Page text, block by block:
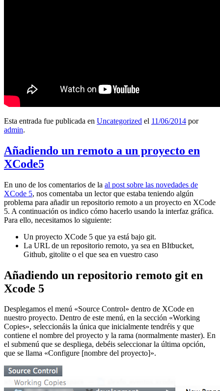
Esta entrada fue publicada en Uncategorized el 11/06/2014 por
admin.
Añadiendo un remoto a un proyecto en
XCode5
En uno de los comentarios de la al post sobre las novedades de
XCode 5, nos comentaba un lector que estaba teniendo algún
problema para añadir un repositorio remoto a un proyecto en XCode
5. A continuación os indico cómo hacerlo usando la interfaz gráfica.
Para ello, necesitamos lo siguiente:
Un proyecto XCode 5 que ya está bajo git.
La URL de un repositorio remoto, ya sea en BItbucket,
Github, gitolite o el que sea en vuestro caso
Añadiendo un repositorio remoto git en
Xcode 5
Desplegamos el menú «Source Control» dentro de XCode en
nuestro proyecto. Dentro de este menú, en la sección «Working
Copies», seleccionáis la única que inicialmente tendréis y que
contiene el nombre del proyecto y la rama (normalmente master). En
el submenú que se despliega, debéis seleccionar la última opción,
que se llama «Configure [nombre del proyecto]».